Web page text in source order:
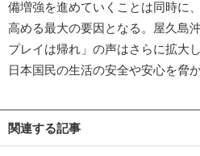
備増強を進めていくことは同時に
高める最大の要因となる。屋久島
プレイは帰れ」の声はさらに拡大
日本国民の生活の安全や安心を脅
関連する記事